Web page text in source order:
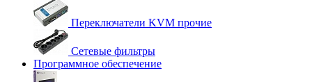
Переключатели KVM прочие
Сетевые фильтры
Программное обеспечение